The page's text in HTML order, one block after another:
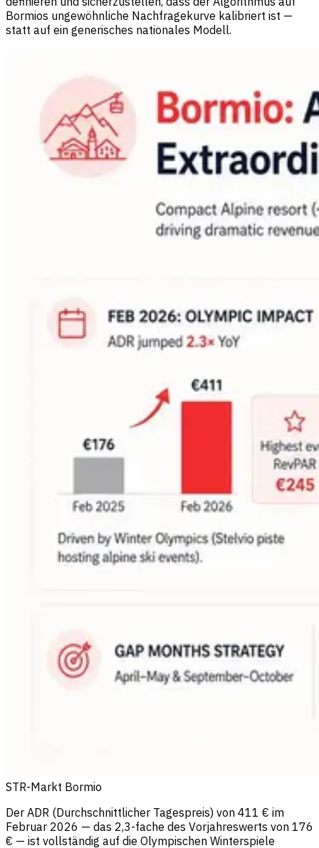
Bormios ungewöhnliche Nachfragekurve kalibriert ist —
statt auf ein generisches nationales Modell.
STR-Markt Bormio
Der ADR (Durchschnittlicher Tagespreis) von 411 € im
Februar 2026 — das 2,3-fache des Vorjahreswerts von 176
€ — ist vollständig auf die Olympischen Winterspiele